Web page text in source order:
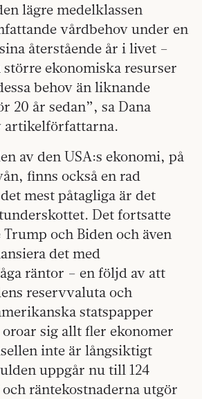
lägre medelklassen
vårdbehov under en
återstående år i livet –
ekonomiska resurser
behov än liknande
20 år sedan”, sa Dana
artikelförfattarna.
av den USA:s ekonomi, på
finns också en rad
mest påtagliga är det
Det fortsatte
och Biden och även
det med
räntor – en följd av att
reservvaluta och
statspapper
sig allt fler ekonomer
inte är långsiktigt
uppgår nu till 124
räntekostnaderna utgör